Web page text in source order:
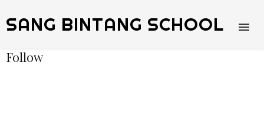
SANG BINTANG SCHOOL
Follow